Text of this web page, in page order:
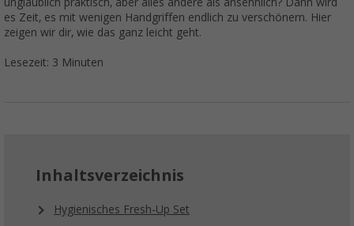
unglaublich praktisch, aber alles andere als ansehnlich? Dann wird
es Zeit, es mit wenigen Handgriffen endlich zu verschönern. Hier
zeigen wir dir, wie das ganz leicht geht.
Lesezeit: 3 Minuten
Inhaltsverzeichnis
Hygienisches Fresh-Up Set